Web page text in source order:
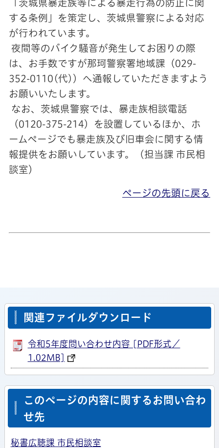
「茨城県暴走族等による暴走行為の防止に関
する条例」を策定し、茨城県警察による対応
が行われています。
夜間等のバイク騒音が発生してお困りの際
は、お手数ですが那珂警察署地域課（029-
352-0110(代)）へ通報していただきますよう
お願いいたします。
なお、茨城県警察では、暴走族相談電話
（0120-375-214）を設置しているほか、ホ
ームページでも暴走族及び旧車会に関する情
報提供をお願いしています。（担当課 市民相
談室）
ページの先頭に戻る
関連ファイルダウンロード
令和5年度問い合わせ内容 [PDF形式／
1.02MB]
このページの内容に関するお問い合わ
せ先
秘書広聴課 市民相談室